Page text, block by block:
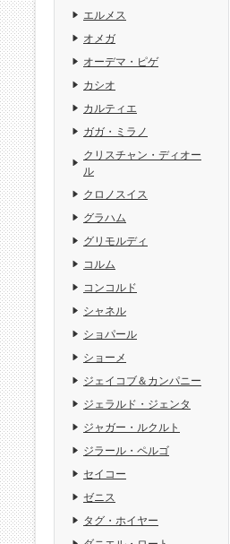
エルメス
オメガ
オーデマ・ピゲ
カシオ
カルティエ
ガガ・ミラノ
クリスチャン・ディオー
ル
クロノスイス
グラハム
グリモルディ
コルム
コンコルド
シャネル
ショパール
ショーメ
ジェイコブ＆カンパニー
ジェラルド・ジェンタ
ジャガー・ルクルト
ジラール・ペルゴ
セイコー
ゼニス
タグ・ホイヤー